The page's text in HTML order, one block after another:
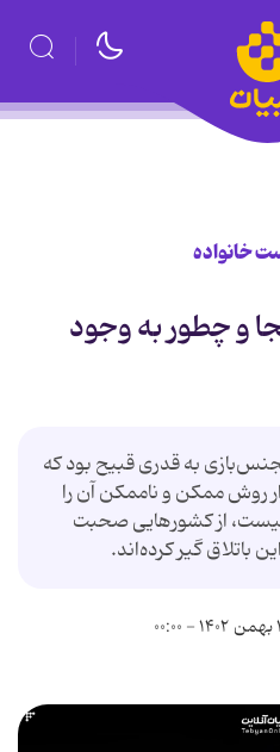
خانواده
و چطور به وجود
به قدری قبیح بود که
روش ممکن و ناممکن آن را
از کشورهایی صحبت
باتلاق گیر کرده‌اند.